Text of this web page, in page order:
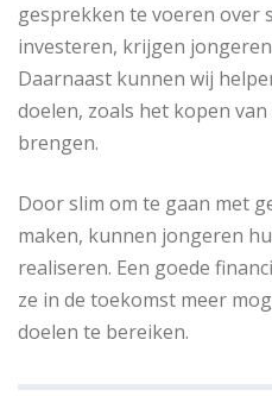
gesprekken te voeren over
investeren, krijgen
Daarnaast kunnen wij
doelen, zoals het kopen
brengen.
Door slim om te gaan met
maken, kunnen jongeren
realiseren. Een goede
ze in de toekomst meer
doelen te bereiken.